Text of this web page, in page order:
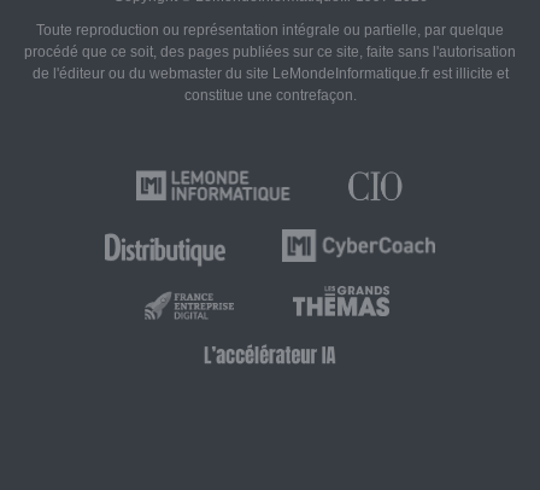
Toute reproduction ou représentation intégrale ou partielle, par quelque
procédé que ce soit, des pages publiées sur ce site, faite sans l'autorisation
de l'éditeur ou du webmaster du site LeMondeInformatique.fr est illicite et
constitue une contrefaçon.